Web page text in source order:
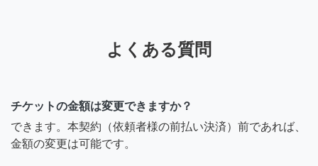
よくある質問
チケットの金額は変更できますか？
できます。本契約（依頼者様の前払い決済）前であれば、
金額の変更は可能です。